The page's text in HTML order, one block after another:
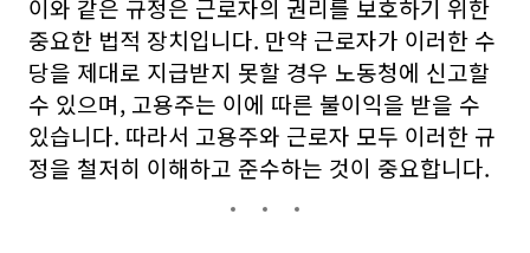
이와 같은 규정은 근로자의 권리를 보호하기 위한
중요한 법적 장치입니다. 만약 근로자가 이러한 수
당을 제대로 지급받지 못할 경우 노동청에 신고할
수 있으며, 고용주는 이에 따른 불이익을 받을 수
있습니다. 따라서 고용주와 근로자 모두 이러한 규
정을 철저히 이해하고 준수하는 것이 중요합니다.